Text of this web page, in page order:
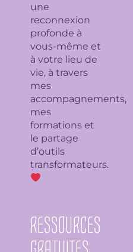
une
reconnexion
profonde à
vous-même et
à votre lieu de
vie, à travers
mes
accompagnements,
mes
formations et
le partage
d’outils
transformateurs.
RESSOURCES